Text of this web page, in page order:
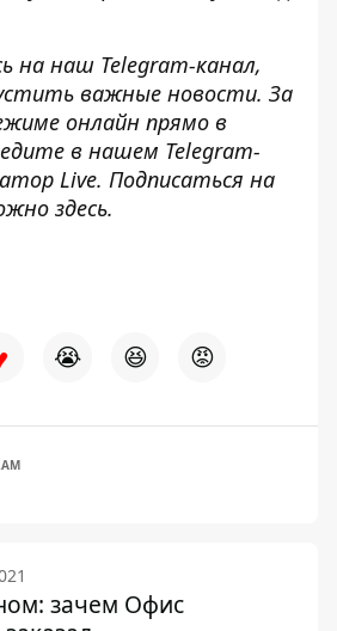
на наш Telegram-канал,
важные новости. За
онлайн прямо в
в нашем Telegram-
Live. Подписаться на
здесь.
😭 😆 😡
зачем Офис